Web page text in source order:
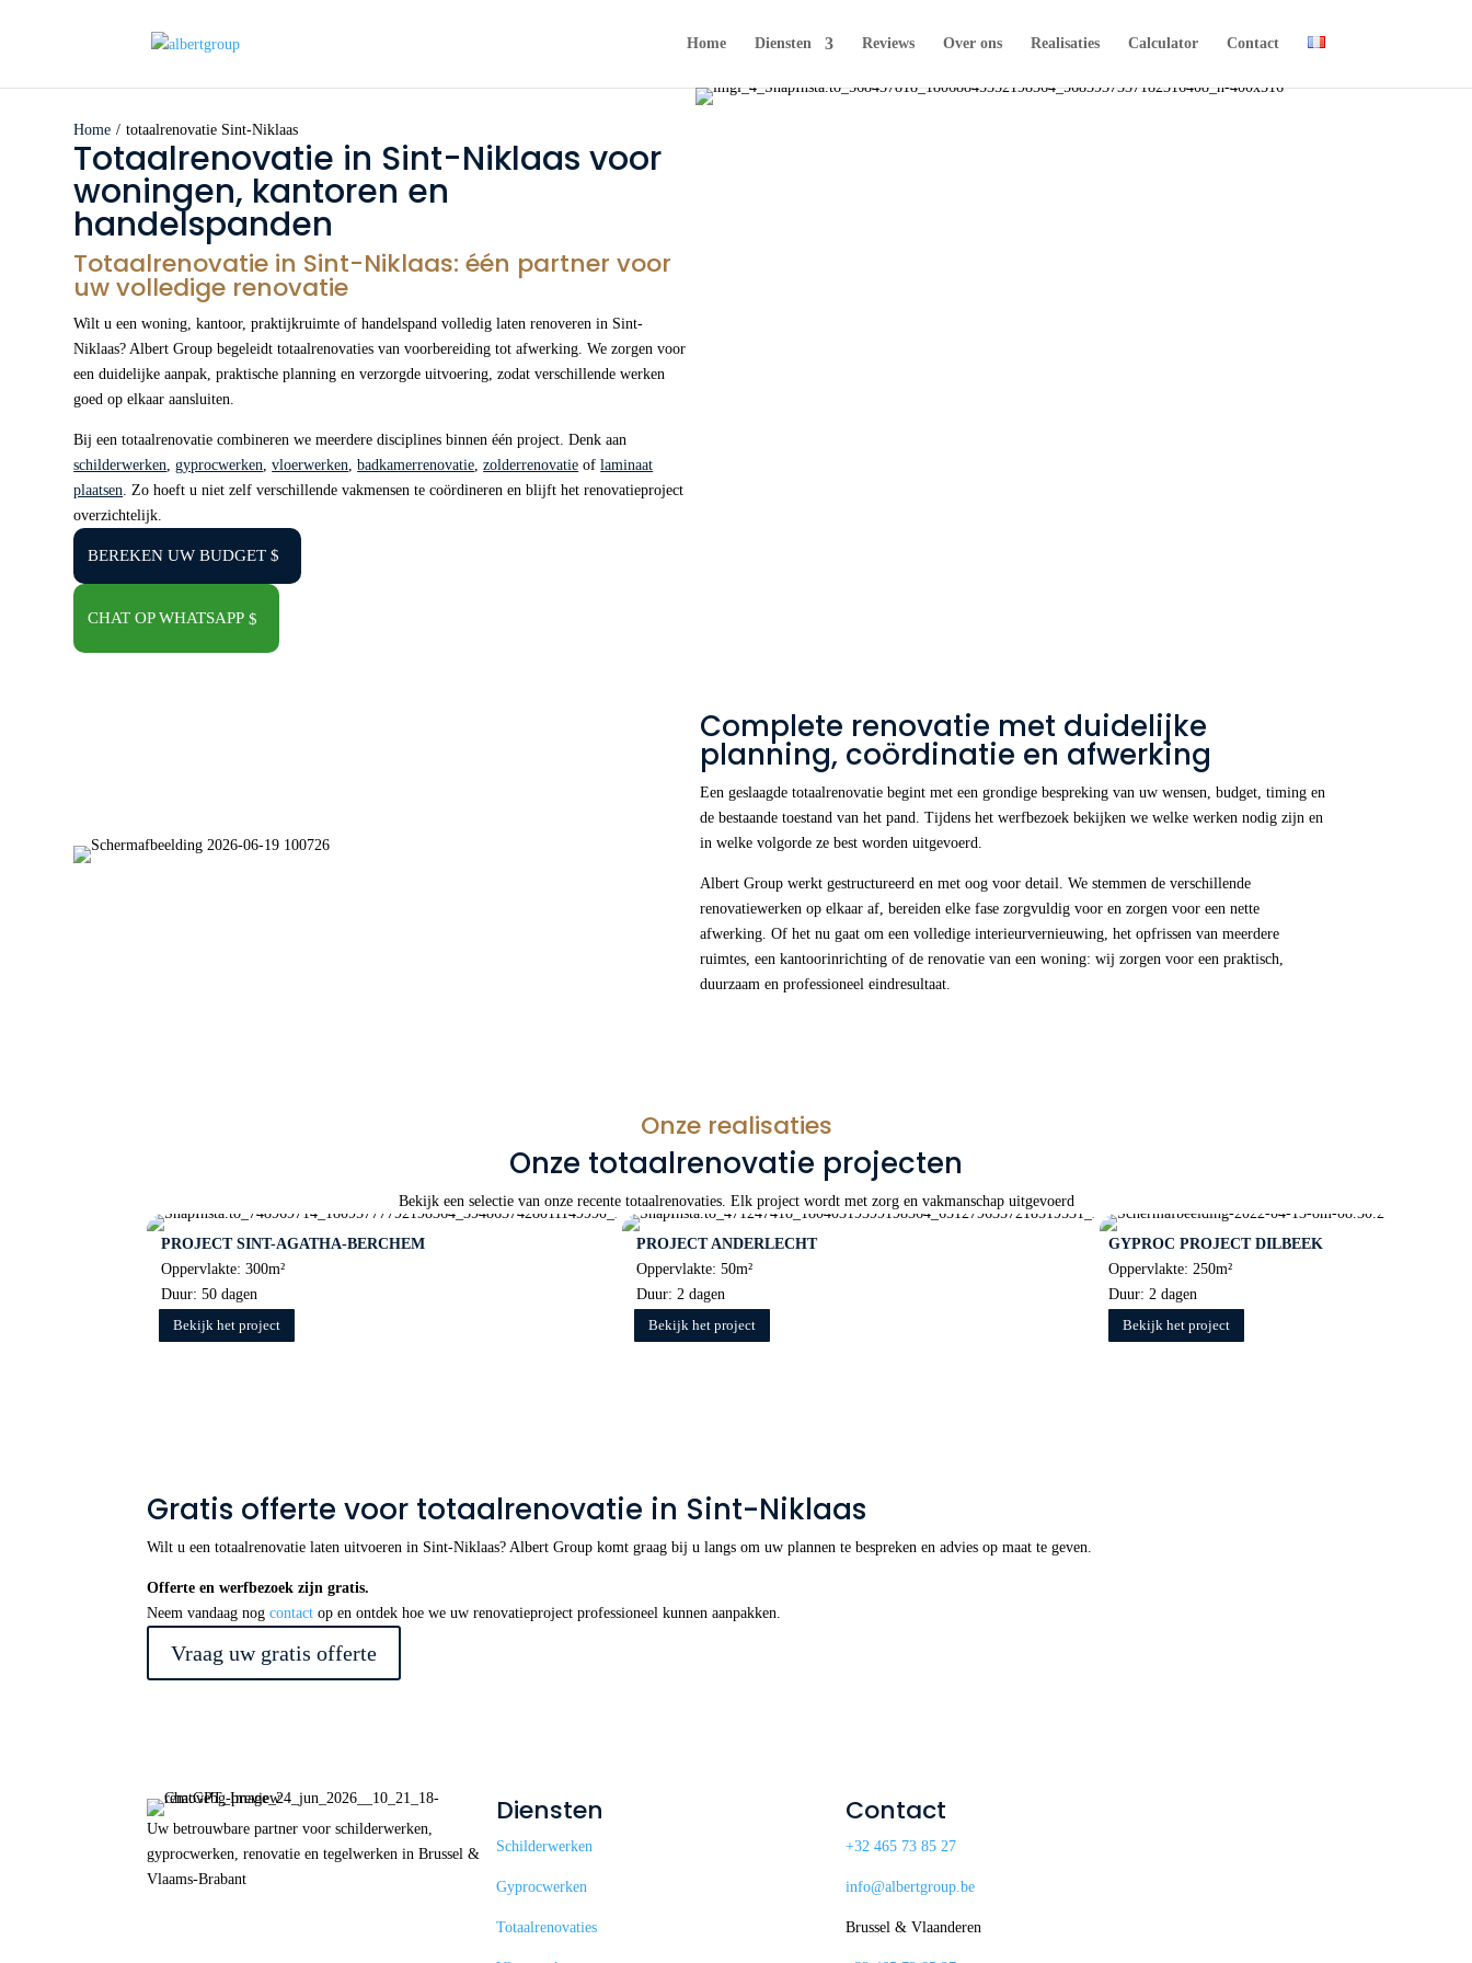
Home Diensten Reviews Over ons Realisaties Calculator Contact
Home / totaalrenovatie Sint-Niklaas
Totaalrenovatie in Sint-Niklaas voor
woningen, kantoren en
handelspanden
Totaalrenovatie in Sint-Niklaas: één partner voor
uw volledige renovatie
Wilt u een woning, kantoor, praktijkruimte of handelspand volledig laten renoveren in Sint-
Niklaas? Albert Group begeleidt totaalrenovaties van voorbereiding tot afwerking. We zorgen voor
een duidelijke aanpak, praktische planning en verzorgde uitvoering, zodat verschillende werken
goed op elkaar aansluiten.
Bij een totaalrenovatie combineren we meerdere disciplines binnen één project. Denk aan
schilderwerken ,gyprocwerken ,vloerwerken ,badkamerrenovatie ,zolderrenovatie oflaminaat
plaatsen . Zo hoeft u niet zelf verschillende vakmensen te coördineren en blijft het renovatieproject
overzichtelijk.
BEREKEN UW BUDGET
CHAT OP WHATSAPP
Complete renovatie met duidelijke
planning, coördinatie en afwerking
Een geslaagde totaalrenovatie begint met een grondige bespreking van uw wensen, budget, timing en
de bestaande toestand van het pand. Tijdens het werfbezoek bekijken we welke werken nodig zijn en
in welke volgorde ze best worden uitgevoerd.
Albert Group werkt gestructureerd en met oog voor detail. We stemmen de verschillende
renovatiewerken op elkaar af, bereiden elke fase zorgvuldig voor en zorgen voor een nette
afwerking. Of het nu gaat om een volledige interieurvernieuwing, het opfrissen van meerdere
ruimtes, een kantoorinrichting of de renovatie van een woning: wij zorgen voor een praktisch,
duurzaam en professioneel eindresultaat.
Onze realisaties
Onze totaalrenovatie projecten
Bekijk een selectie van onze recente totaalrenovaties. Elk project wordt met zorg en vakmanschap uitgevoerd
PROJECT SINT-AGATHA-BERCHEM
Oppervlakte: 300m²
Duur: 50 dagen
Bekijk het project
PROJECT ANDERLECHT
Oppervlakte: 50m²
Duur: 2 dagen
Bekijk het project
GYPROC PROJECT DILBEEK
Oppervlakte: 250m²
Duur: 2 dagen
Bekijk het project
Gratis offerte voor totaalrenovatie in Sint-Niklaas
Wilt u een totaalrenovatie laten uitvoeren in Sint-Niklaas? Albert Group komt graag bij u langs om uw plannen te bespreken en advies op maat te geven.
Offerte en werfbezoek zijn gratis.
Neem vandaag nogcontact op en ontdek hoe we uw renovatieproject professioneel kunnen aanpakken.
Vraag uw gratis offerte
Uw betrouwbare partner voor schilderwerken,
gyprocwerken, renovatie en tegelwerken in Brussel &
Vlaams-Brabant
Diensten
Schilderwerken
Gyprocwerken
Totaalrenovaties
Contact
+32 465 73 85 27
info@albertgroup.be
Brussel & Vlaanderen